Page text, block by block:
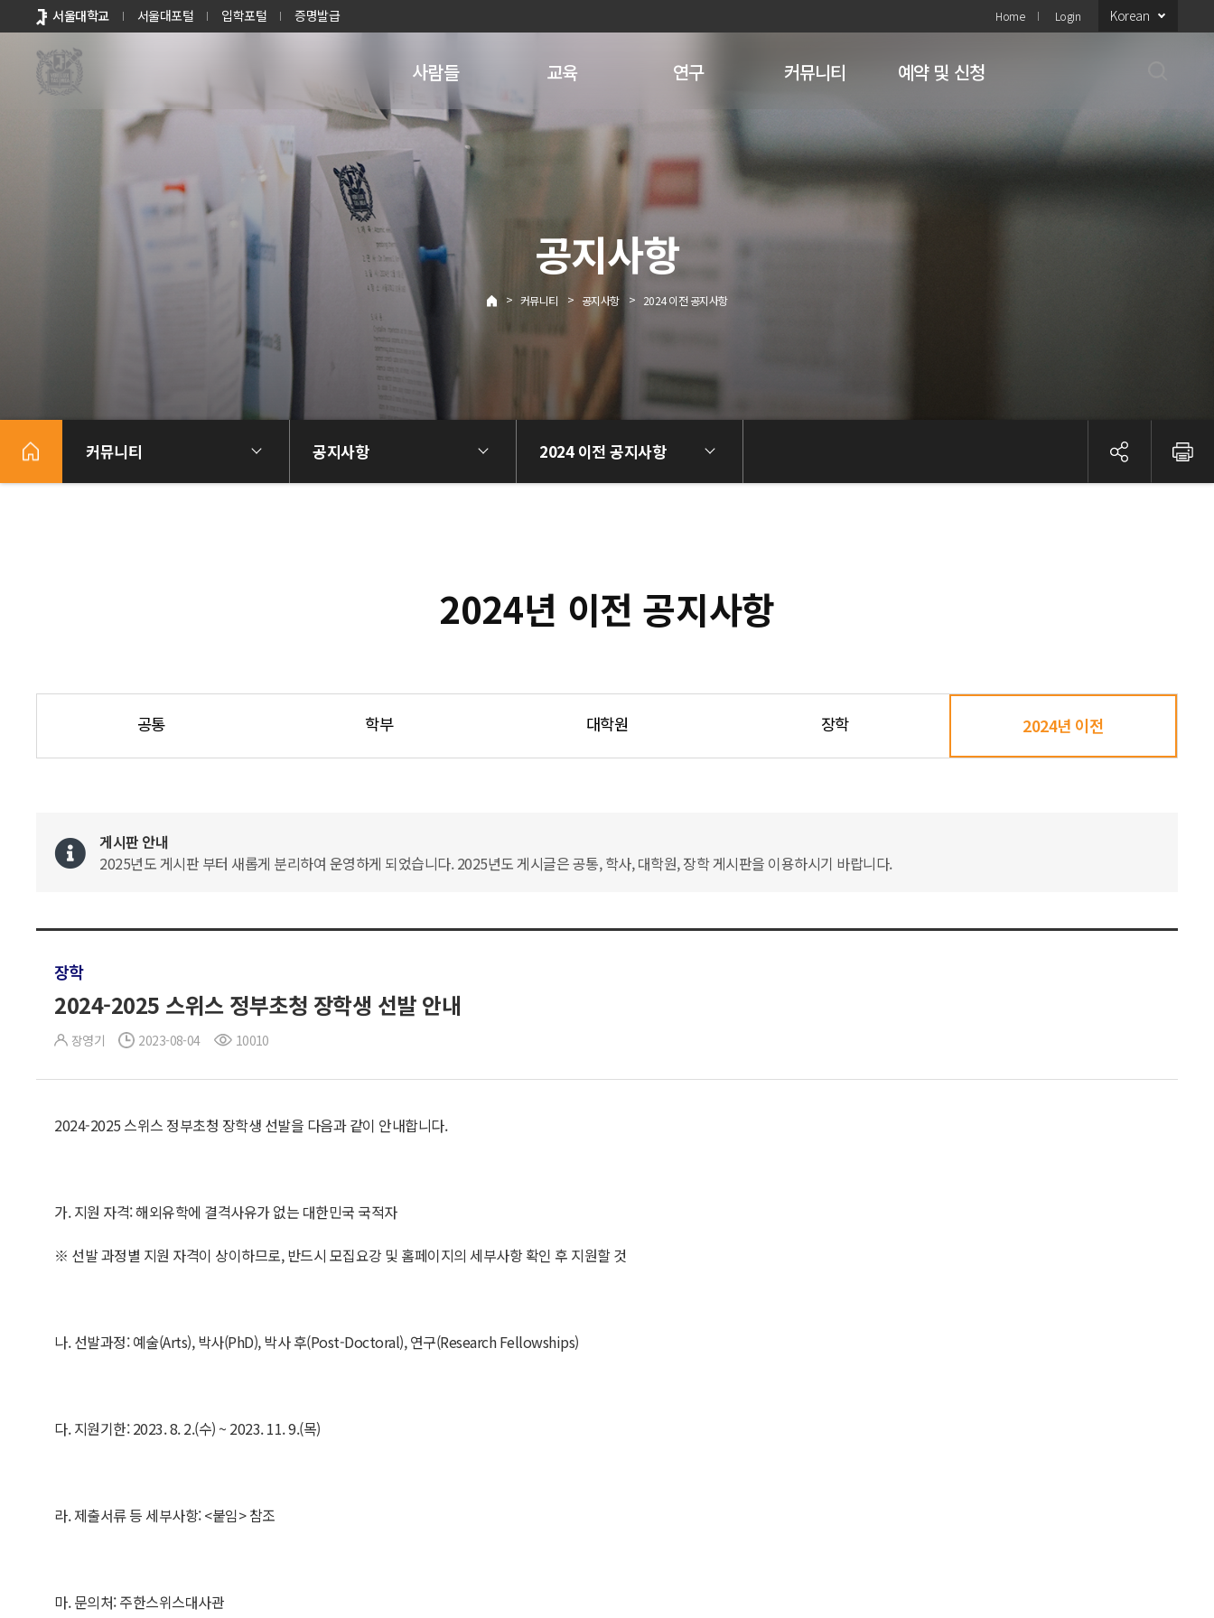
바로가기
메뉴
서울대학교 서울대포털 입학포털 증명발급 Home Login Korean
사람들 교육 연구 커뮤니티 예약 및 신청
공지사항
> 커뮤니티 > 공지사항 > 2024 이전 공지사항
커뮤니티 공지사항 2024 이전 공지사항
2024년 이전 공지사항
공통 학부 대학원 장학 2024년 이전
게시판 안내
2025년도 게시판 부터 새롭게 분리하여 운영하게 되었습니다. 2025년도 게시글은 공통, 학사, 대학원, 장학 게시판을 이용하시기 바랍니다.
장학
2024-2025 스위스 정부초청 장학생 선발 안내
장영기 2023-08-04 10010
2024-2025 스위스 정부초청 장학생 선발을 다음과 같이 안내합니다.
가. 지원 자격: 해외유학에 결격사유가 없는 대한민국 국적자
※ 선발 과정별 지원 자격이 상이하므로, 반드시 모집요강 및 홈페이지의 세부사항 확인 후 지원할 것
나. 선발과정: 예술(Arts), 박사(PhD), 박사 후(Post-Doctoral), 연구(Research Fellowships)
다. 지원기한: 2023. 8. 2.(수) ~ 2023. 11. 9.(목)
라. 제출서류 등 세부사항: <붙임> 참조
마. 문의처: 주한스위스대사관